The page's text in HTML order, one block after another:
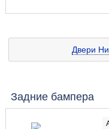
Двери
Задние бампера